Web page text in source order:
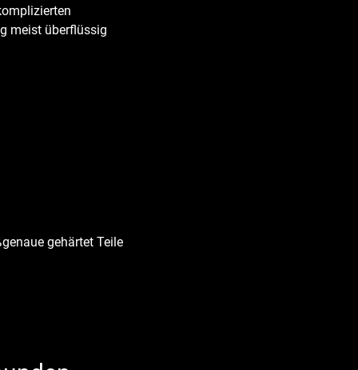
meist überflüssig
gehärtet Teile